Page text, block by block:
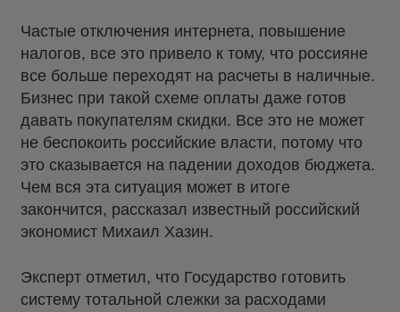
Частые отключения интернета, повышение
налогов, все это привело к тому, что россияне
все больше переходят на расчеты в наличные.
Бизнес при такой схеме оплаты даже готов
давать покупателям скидки. Все это не может
не беспокоить российские власти, потому что
это сказывается на падении доходов бюджета.
Чем вся эта ситуация может в итоге
закончится, рассказал известный российский
экономист Михаил Хазин.
Эксперт отметил, что Государство готовить
систему тотальной слежки за расходами